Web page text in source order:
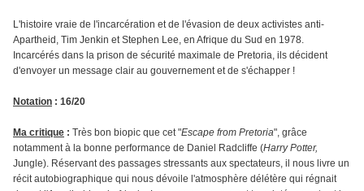
L'histoire vraie de l'incarcération et de l'évasion de deux activistes anti-
Apartheid, Tim Jenkin et Stephen Lee, en Afrique du Sud en 1978.
Incarcérés dans la prison de sécurité maximale de Pretoria, ils décident
d'envoyer un message clair au gouvernement et de s'échapper !
Notation : 16/20
Ma critique : Très bon biopic que cet "Escape from Pretoria", grâce
notamment à la bonne performance de Daniel Radcliffe (Harry Potter,
Jungle). Réservant des passages stressants aux spectateurs, il nous livre un
récit autobiographique qui nous dévoile l'atmosphère délétère qui régnait